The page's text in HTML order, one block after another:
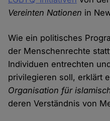
Vereinten Nationen in
Wie ein politisches
der Menschenrechte
Individuen entrechten
privilegieren soll, erklärt
Organisation für
deren Verständnis von